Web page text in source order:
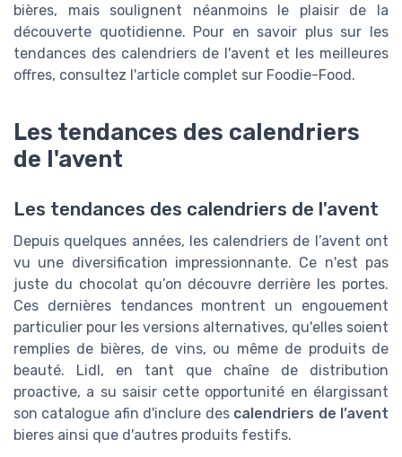
bières, mais soulignent néanmoins le plaisir de la
découverte quotidienne. Pour en savoir plus sur les
tendances des calendriers de l'avent et les meilleures
offres, consultez l'article complet sur Foodie-Food.
Les tendances des calendriers
de l'avent
Les tendances des calendriers de l'avent
Depuis quelques années, les calendriers de l’avent ont
vu une diversification impressionnante. Ce n'est pas
juste du chocolat qu’on découvre derrière les portes.
Ces dernières tendances montrent un engouement
particulier pour les versions alternatives, qu'elles soient
remplies de bières, de vins, ou même de produits de
beauté. Lidl, en tant que chaîne de distribution
proactive, a su saisir cette opportunité en élargissant
son catalogue afin d'inclure des calendriers de l’avent
bieres ainsi que d'autres produits festifs.